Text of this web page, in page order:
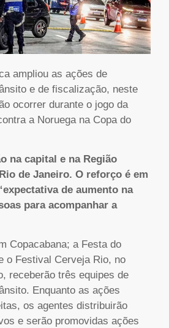
ampliou as ações de
e de fiscalização, neste
ocorrer durante o jogo da
a Noruega na Copa do
na capital e na Região
de Janeiro. O reforço é em
de aumento na
para acompanhar a
Copacabana; a Festa do
o Festival Cerveja Rio, no
receberão três equipes de
Enquanto as ações
os agentes distribuirão
e serão promovidas ações